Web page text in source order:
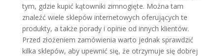
tym, gdzie kupić kątowniki zimnogięte. Można tam
znaleźć wiele sklepów internetowych oferujących te
produkty, a także porady i opinie od innych klientów.
Przed złożeniem zamówienia warto jednak sprawdzić
kilka sklepów, aby upewnić się, że otrzymuje się dobrej